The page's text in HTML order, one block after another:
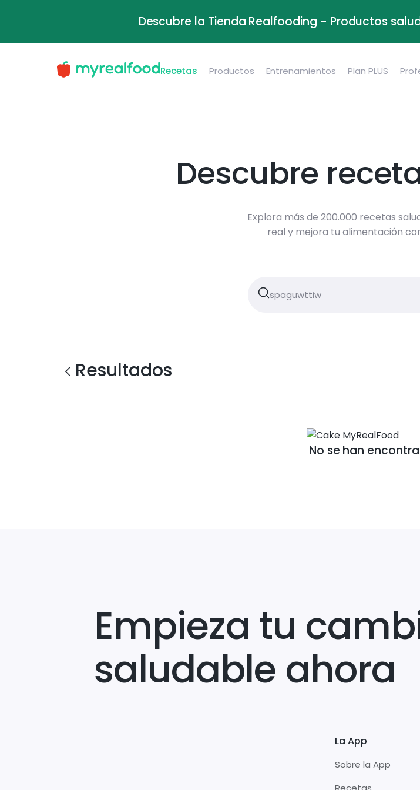
Descubre la Tienda Realfooding - Productos
Recetas Productos Entrenamientos Plan PLUS
Descubre
Explora más de 200.000 recetas
real y mejora tu alimentación
Resultados
No se han
Empieza tu
saludable ahora
La App
Sobre la App